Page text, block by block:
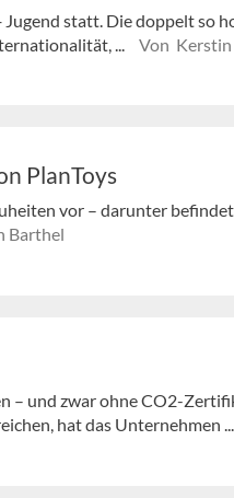
statt. Die doppelt so
...
Von Kerstin
PlanToys
vor – darunter befindet
Barthel
– und zwar ohne CO2-
hat das Unternehmen ...